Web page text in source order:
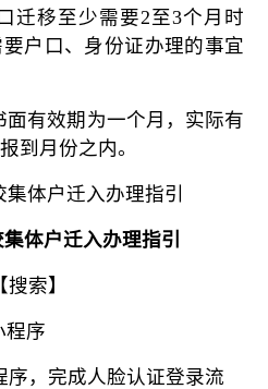
迁移至少需要2至3个月时
户口、身份证办理的事宜
面有效期为一个月，实际有
到月份之内。
体户迁入办理指引
体户迁入办理指引
索】
程序
序，完成人脸认证登录流